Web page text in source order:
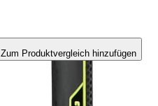
Zum Produktvergleich hinzufügen